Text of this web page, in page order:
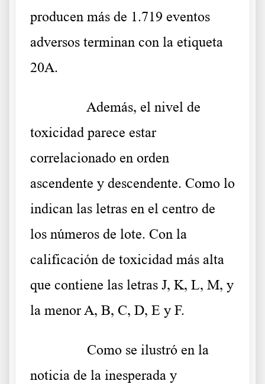
producen más de 1.719 eventos
adversos terminan con la etiqueta
20A.
Además, el nivel de
toxicidad parece estar
correlacionado en orden
ascendente y descendente. Como lo
indican las letras en el centro de
los números de lote. Con la
calificación de toxicidad más alta
que contiene las letras J, K, L, M, y
la menor A, B, C, D, E y F.
Como se ilustró en la
noticia de la inesperada y